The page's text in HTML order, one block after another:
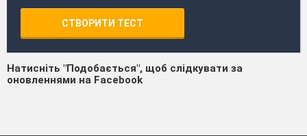
СТВОРИТИ ТЕСТ
Натисніть "Подобається", щоб слідкувати за
оновленнями на Facebook